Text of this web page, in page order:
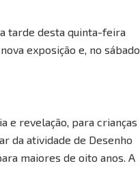
tarde desta quinta-feira
exposição e, no sábado
e revelação, para crianças
da atividade de Desenho
maiores de oito anos. A